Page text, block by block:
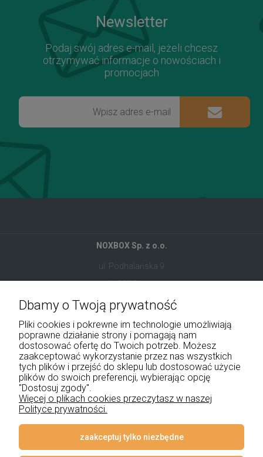
Newsletter
Podaj swój adres e-mail, jeżeli chcesz
otrzymywać informacje o nowościach i
promocjach
NOXBOX Sp. z o.o.
ul. Podhalańska 9
41-907 Bytom
+48 534 555 344
sklep@noxbox.pl
Pomoc
Płatności i dostawa
Informacje
Dbamy o Twoją prywatność
Pliki cookies i pokrewne im technologie umożliwiają
poprawne działanie strony i pomagają nam
dostosować ofertę do Twoich potrzeb. Możesz
zaakceptować wykorzystanie przez nas wszystkich
tych plików i przejść do sklepu lub dostosować użycie
plików do swoich preferencji, wybierając opcję
"Dostosuj zgody".
Więcej o plikach cookies przeczytasz w naszej
Polityce prywatności.
zaakceptuj tylko niezbędne